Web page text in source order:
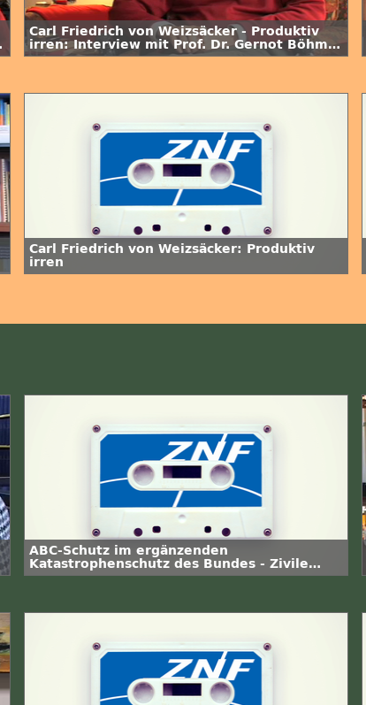
Carl Friedrich von Weizsäcker - Produktiv
irren: Interview mit Prof. Dr. Gernot Böhme
/ 2. Folge
Carl Friedrich von Weizsäcker: Produktiv
irren
ABC-Schutz im ergänzenden
Katastrophenschutz des Bundes - Zivile
Potenziale